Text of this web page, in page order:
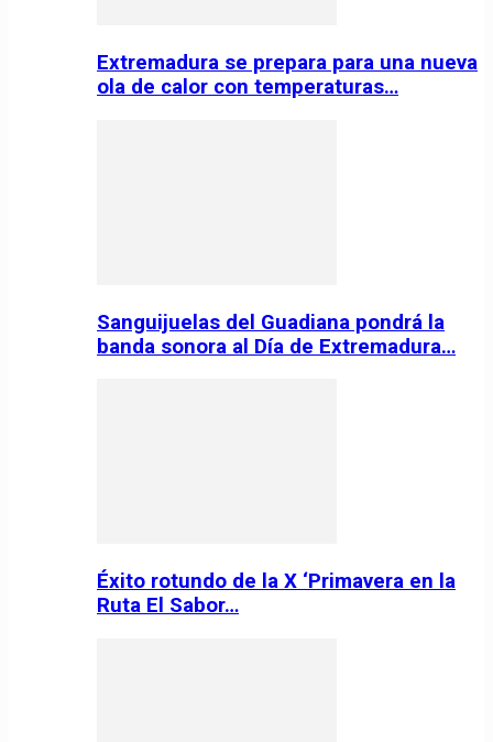
Extremadura se prepara para una nueva
ola de calor con temperaturas…
Sanguijuelas del Guadiana pondrá la
banda sonora al Día de Extremadura…
Éxito rotundo de la X ‘Primavera en la
Ruta El Sabor…